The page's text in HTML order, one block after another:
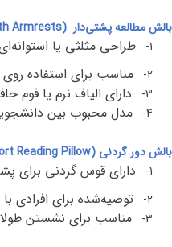
بالش مطالعه پشتی‌دار Armrests)
1-
طراحی مثلثی یا
2- مناسب برای استفاده
3- دارای الیاف نرم یا فوم
4- مدل محبوب بین
بالش دور گردنی Reading Pillow)
1-
دارای قوس گردنی برای
2- توصیه‌شده برای افرادی
3- مناسب برای نشستن